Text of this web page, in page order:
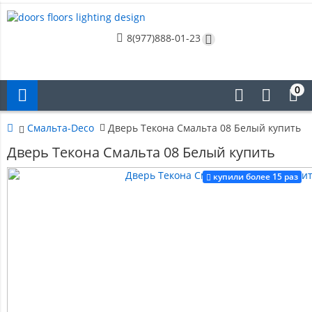
8(977)888-01-23
0
Смальта-Deco Дверь Текона Смальта 08 Белый купить
Дверь Текона Смальта 08 Белый купить
купили более 15 раз